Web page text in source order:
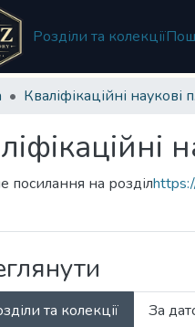
Розділи та колекції
посилання на розділ
та колекції За